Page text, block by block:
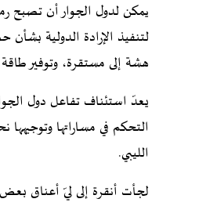
يمكن لدول الجوار أن تصبح
لتنفيذ الإرادة الدولية
هشة إلى مستقرة، وتوفير
يعدّ استئناف تفاعل دول
التحكم في مساراتها
الليبي.
لجأت أنقرة إلى ليّ أعناق